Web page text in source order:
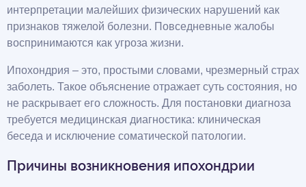
интерпретации малейших физических нарушений как
признаков тяжелой болезни. Повседневные жалобы
воспринимаются как угроза жизни.
Ипохондрия – это, простыми словами, чрезмерный страх
заболеть. Такое объяснение отражает суть состояния, но
не раскрывает его сложность. Для постановки диагноза
требуется медицинская диагностика: клиническая
беседа и исключение соматической патологии.
Причины возникновения ипохондрии